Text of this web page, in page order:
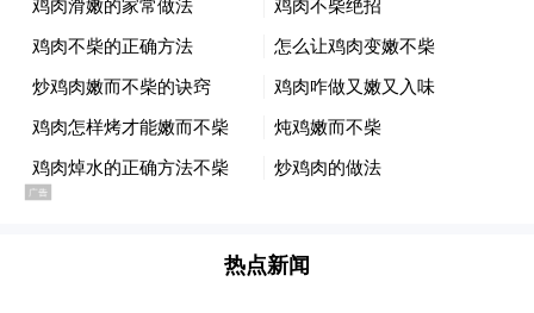
本轮降雨以稳定性降水为主，整体雨势平
缓，降雨持续时间长，鲁西北地区累积雨量
较大。近期我省降雨量偏多，土壤过湿，农
田渍涝风险高，对秋收秋种、交通出行等影
响较大。同时需防范局部山洪、地质灾害等
热点新闻